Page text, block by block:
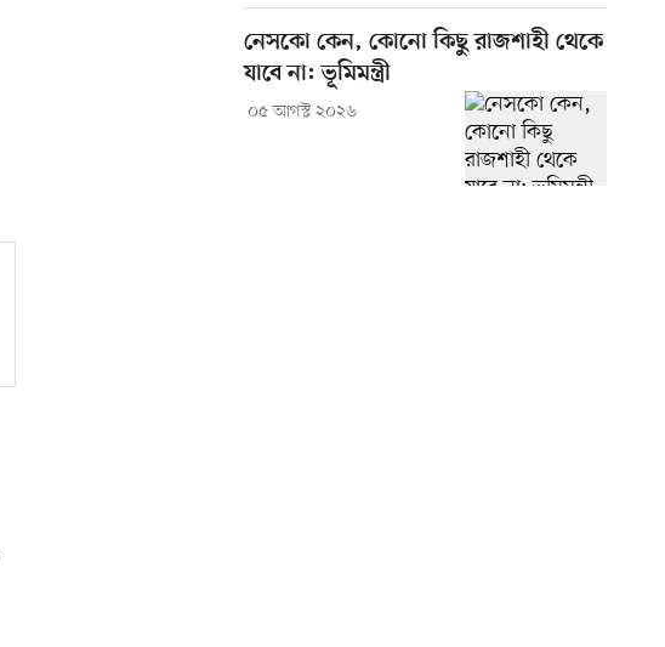
নেসকো কেন, কোনো কিছু রাজশাহী থেকে
যাবে না: ভূমিমন্ত্রী
০৫ আগস্ট ২০২৬